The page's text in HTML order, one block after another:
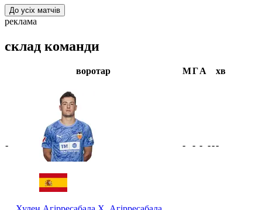
До усіх матчів
реклама
склад команди
воротар МГА хв
- - - - ---